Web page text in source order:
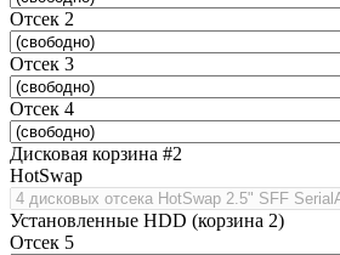
Отсек 2
Отсек 3
Отсек 4
Дисковая корзина #2
HotSwap
Установленные HDD (корзина 2)
Отсек 5